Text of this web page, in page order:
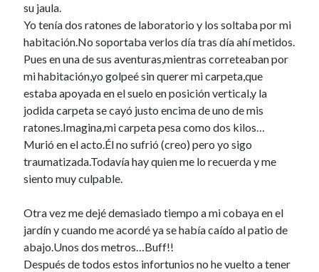
IBSN: Número de serie de blogs de Internet
00-22-05-2002
su jaula.
Yo tenía dos ratones de laboratorio y los soltaba por mi
habitación.No soportaba verlos día tras día ahí metidos.
Pues en una de sus aventuras,mientras correteaban por
mi habitación,yo golpeé sin querer mi carpeta,que
estaba apoyada en el suelo en posición vertical,y la
jodida carpeta se cayó justo encima de uno de mis
ratones.Imagina,mi carpeta pesa como dos kilos…
Murió en el acto.Él no sufrió (creo) pero yo sigo
traumatizada.Todavía hay quien me lo recuerda y me
siento muy culpable.
Otra vez me dejé demasiado tiempo a mi cobaya en el
jardín y cuando me acordé ya se había caído al patio de
abajo.Unos dos metros…Buff!!
Después de todos estos infortunios no he vuelto a tener